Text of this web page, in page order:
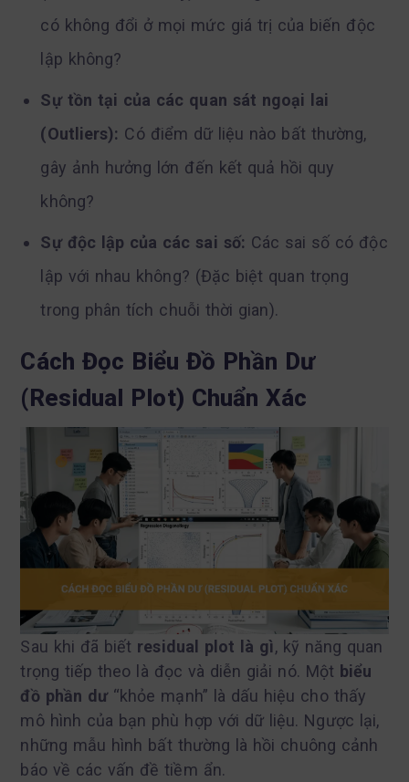
có không đổi ở mọi mức giá trị của biến độc
lập không?
Sự tồn tại của các quan sát ngoại lai
(Outliers): Có điểm dữ liệu nào bất thường,
gây ảnh hưởng lớn đến kết quả hồi quy
không?
Sự độc lập của các sai số: Các sai số có độc
lập với nhau không? (Đặc biệt quan trọng
trong phân tích chuỗi thời gian).
Cách Đọc Biểu Đồ Phần Dư
(Residual Plot) Chuẩn Xác
Sau khi đã biết residual plot là gì, kỹ năng quan
trọng tiếp theo là đọc và diễn giải nó. Một biểu
đồ phần dư“khỏe mạnh” là dấu hiệu cho thấy
mô hình của bạn phù hợp với dữ liệu. Ngược lại,
những mẫu hình bất thường là hồi chuông cảnh
báo về các vấn đề tiềm ẩn.